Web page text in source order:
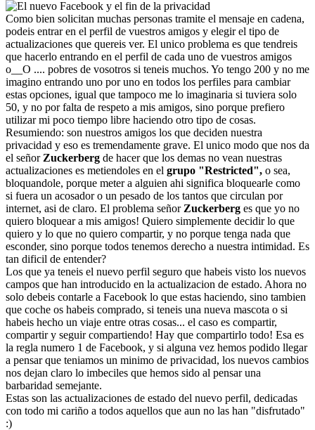
Como bien solicitan muchas personas tramite el mensaje en cadena,
podeis entrar en el perfil de vuestros amigos y elegir el tipo de
actualizaciones que quereis ver. El unico problema es que tendreis
que hacerlo entrando en el perfil de cada uno de vuestros amigos
o__O .... pobres de vosotros si teneis muchos. Yo tengo 200 y no me
imagino entrando uno por uno en todos los perfiles para cambiar
estas opciones, igual que tampoco me lo imaginaria si tuviera solo
50, y no por falta de respeto a mis amigos, sino porque prefiero
utilizar mi poco tiempo libre haciendo otro tipo de cosas.
Resumiendo: son nuestros amigos los que deciden nuestra
privacidad y eso es tremendamente grave. El unico modo que nos da
el señor Zuckerberg de hacer que los demas no vean nuestras
actualizaciones es metiendoles en el grupo "Restricted", o sea,
bloquandole, porque meter a alguien ahi significa bloquearle como
si fuera un acosador o un pesado de los tantos que circulan por
internet, asi de claro. El problema señor Zuckerberg es que yo no
quiero bloquear a mis amigos! Quiero simplemente decidir lo que
quiero y lo que no quiero compartir, y no porque tenga nada que
esconder, sino porque todos tenemos derecho a nuestra intimidad. Es
tan dificil de entender?
Los que ya teneis el nuevo perfil seguro que habeis visto los nuevos
campos que han introducido en la actualizacion de estado. Ahora no
solo debeis contarle a Facebook lo que estas haciendo, sino tambien
que coche os habeis comprado, si teneis una nueva mascota o si
habeis hecho un viaje entre otras cosas... el caso es compartir,
compartir y seguir compartiendo! Hay que compartirlo todo! Esa es
la regla numero 1 de Facebook, y si alguna vez hemos podido llegar
a pensar que teniamos un minimo de privacidad, los nuevos cambios
nos dejan claro lo imbeciles que hemos sido al pensar una
barbaridad semejante.
Estas son las actualizaciones de estado del nuevo perfil, dedicadas
con todo mi cariño a todos aquellos que aun no las han "disfrutado"
:)